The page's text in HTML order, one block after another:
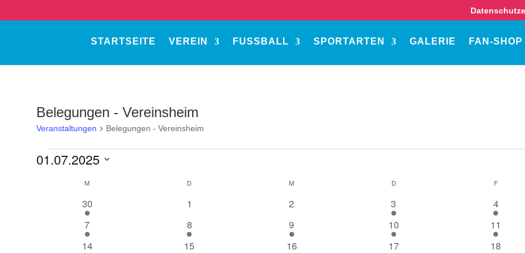
STARTSEITE VEREIN FUSSBALL SPORTARTEN GALERIE FAN-SHOP
Belegungen - Vereinsheim
Veranstaltungen Belegungen - Vereinsheim
Veranstaltungen
01.07.2025
Kalender
Veranstaltungen
M D M DDONNERSTAG FFREITAG
1
Veranstaltung
30
0
1
0
2
2
Veranstaltungen
3
1
4
2
Veranstaltungen
7
1
Veranstaltung
8
2
Veranstaltungen
9
1
Veranstaltung
10
1
11
0
14
0
15
0
16
0
17
0
18